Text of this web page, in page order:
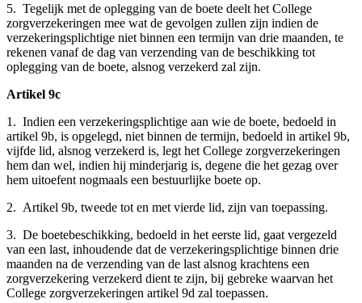
5. Tegelijk met de oplegging van de boete deelt het College
zorgverzekeringen mee wat de gevolgen zullen zijn indien de
verzekeringsplichtige niet binnen een termijn van drie maanden, te
rekenen vanaf de dag van verzending van de beschikking tot
oplegging van de boete, alsnog verzekerd zal zijn.
Artikel 9c
1. Indien een verzekeringsplichtige aan wie de boete, bedoeld in
artikel 9b, is opgelegd, niet binnen de termijn, bedoeld in artikel 9b,
vijfde lid, alsnog verzekerd is, legt het College zorgverzekeringen
hem dan wel, indien hij minderjarig is, degene die het gezag over
hem uitoefent nogmaals een bestuurlijke boete op.
2. Artikel 9b, tweede tot en met vierde lid, zijn van toepassing.
3. De boetebeschikking, bedoeld in het eerste lid, gaat vergezeld
van een last, inhoudende dat de verzekeringsplichtige binnen drie
maanden na de verzending van de last alsnog krachtens een
zorgverzekering verzekerd dient te zijn, bij gebreke waarvan het
College zorgverzekeringen artikel 9d zal toepassen.